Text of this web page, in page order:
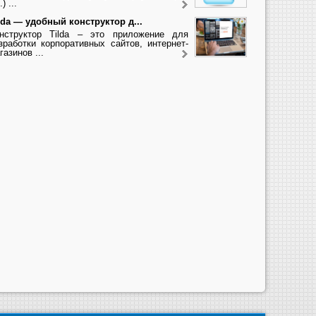
...
— удобный конструктор д...
Tilda – это приложение для
корпоративных сайтов, интернет-
...